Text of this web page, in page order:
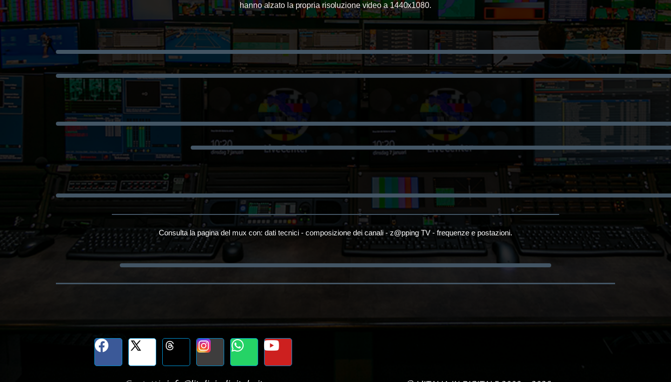
hanno alzato la propria risoluzione video a 1440x1080.
Consulta la pagina del mux con: dati tecnici - composizione dei canali - z@pping TV - frequenze e postazioni.